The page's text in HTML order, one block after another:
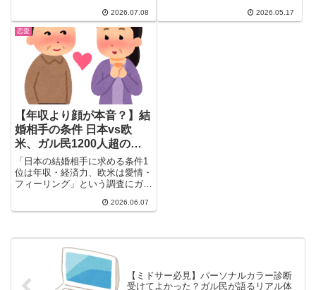
解説し、年下男性から支持される
女性の共通点を探る。「モテたい
と思わない人が一番モテる」とい
うガル民の逆説的な結論にも注目
のリアルなまとめ。
2026.07.08
き志向の変化を解説します。
2026.05.17
恋愛
【年収より顔が本音？】結
婚相手の条件 日本vs欧
米、ガル民1200人超の本
音分析
「日本の結婚相手に求める条件1
位は年収・経済力、欧米は愛情・
フィーリング」という調査にガル
いのが気持ち悪い・欧米も言い換
1200人超の本音まとめ。
2026.06.07
【ミドサー必見】パーソナルカラー診断
受けてよかった？ガル民が語るリアル体